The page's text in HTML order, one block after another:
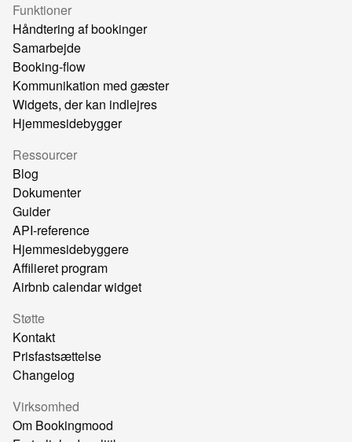
Funktioner
Håndtering af bookinger
Samarbejde
Booking-flow
Kommunikation med gæster
Widgets, der kan indlejres
Hjemmesidebygger
Ressourcer
Blog
Dokumenter
Guider
API-reference
Hjemmesidebyggere
Affilieret program
Airbnb calendar widget
Støtte
Kontakt
Prisfastsættelse
Changelog
Virksomhed
Om Bookingmood